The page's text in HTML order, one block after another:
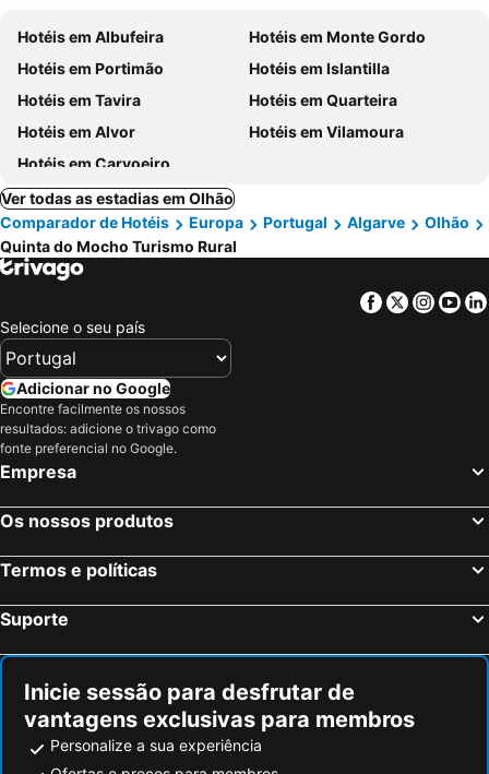
Hotéis em Albufeira
Hotéis em Monte Gordo
Hotéis em Portimão
Hotéis em Islantilla
Hotéis em Tavira
Hotéis em Quarteira
Hotéis em Alvor
Hotéis em Vilamoura
Hotéis em Carvoeiro
Ver todas as estadias em Olhão
Comparador de Hotéis
Europa Portugal Algarve
Olhão
Quinta do Mocho Turismo Rural
Facebook
Twitter
Selecione o seu país
Adicionar no Google
Encontre facilmente os nossos
resultados: adicione o trivago como
fonte preferencial no Google.
Empresa
Os nossos produtos
Termos e políticas
Suporte
Inicie sessão para desfrutar de
vantagens exclusivas para membros
Personalize a sua experiência